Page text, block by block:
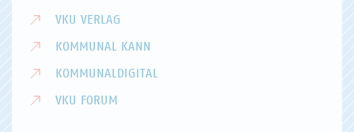
VKU VERLAG
KOMMUNAL KANN
KOMMUNALDIGITAL
VKU FORUM